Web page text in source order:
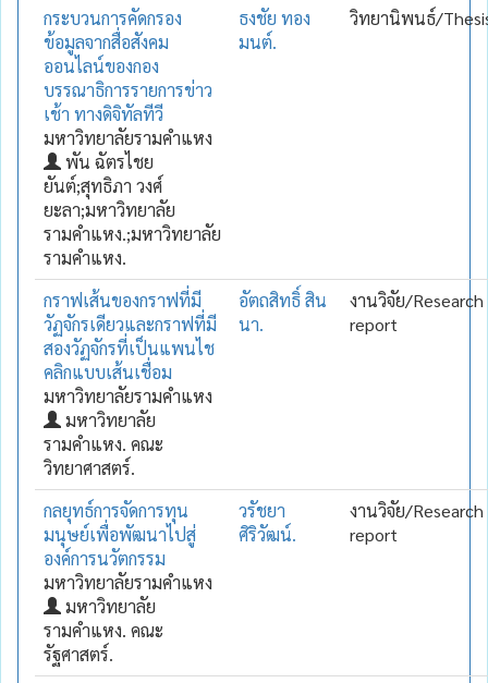
กระบวนการคัดกรอง
ข้อมูลจากสื่อสังคม
ออนไลน์ของกอง
บรรณาธิการรายการข่าว
เช้า ทางดิจิทัลทีวี
มหาวิทยาลัยรามคำแหง
พัน ฉัตรไชย
ยันต์;สุทธิภา วงศ์
ยะลา;มหาวิทยาลัย
รามคำแหง.;มหาวิทยาลัย
รามคำแหง.
ธงชัย ทอง
มนต์.
วิทยานิพนธ์/
กราฟเส้นของกราฟที่มี
วัฏจักรเดียวและกราฟที่มี
สองวัฏจักรที่เป็นแพนไช
คลิกแบบเส้นเชื่อม
มหาวิทยาลัยรามคำแหง
มหาวิทยาลัย
รามคำแหง. คณะ
วิทยาศาสตร์.
อัตถสิทธิ์ สิน
นา.
งานวิจัย/Research
report
กลยุทธ์การจัดการทุน
มนุษย์เพื่อพัฒนาไปสู่
องค์การนวัตกรรม
มหาวิทยาลัยรามคำแหง
มหาวิทยาลัย
รามคำแหง. คณะ
รัฐศาสตร์.
วรัชยา
ศิริวัฒน์.
งานวิจัย/Research
report